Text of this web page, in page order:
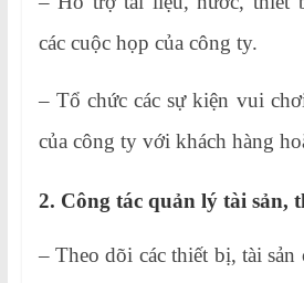
các cuộc họp của công ty.
– Tổ chức các sự kiện vui
của công ty với khách hàng
2. Công tác quản lý tài sản,
– Theo dõi các thiết bị, tài sản